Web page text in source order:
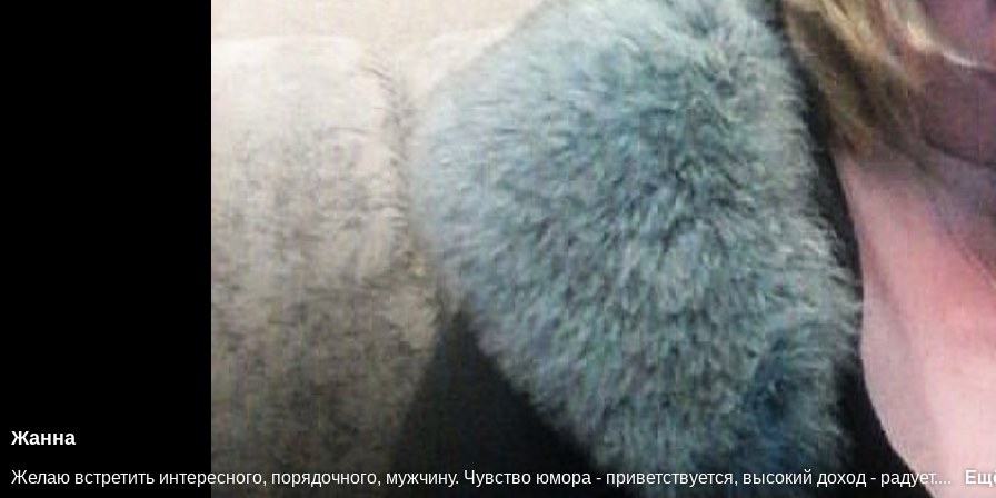
Жанна
Желаю встретить интересного, порядочного, мужчину. Чувство юмора - приветствуется, высокий доход - радует....